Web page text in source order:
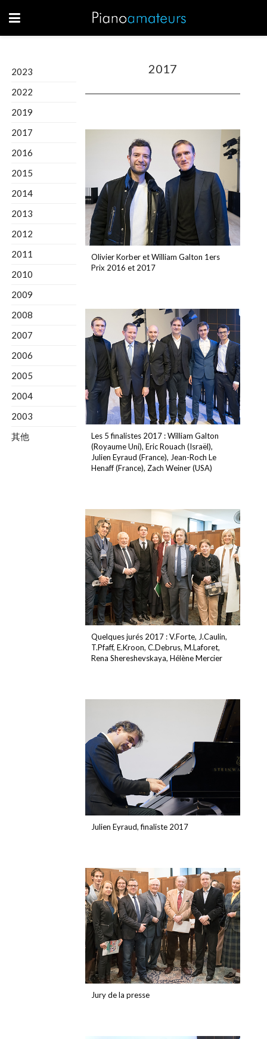
2023
2022
2019
2017
2016
2015
2014
2013
2012
2011
2010
2009
2008
2007
2006
2005
2004
2003
其他
2017
Olivier Korber et William Galton 1ers
Prix 2016 et 2017
Les 5 finalistes 2017 : William Galton
(Royaume Uni), Eric Rouach (Israël),
Julien Eyraud (France), Jean-Roch Le
Henaff (France), Zach Weiner (USA)
Quelques jurés 2017 : V.Forte, J.Caulin,
T.Pfaff, E.Kroon, C.Debrus, M.Laforet,
Rena Shereshevskaya, Hélène Mercier
Julien Eyraud, finaliste 2017
Jury de la presse